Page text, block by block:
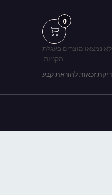
0
לא נמצאו מוצרים בעגלת
הקניות.